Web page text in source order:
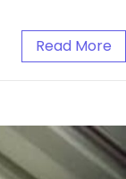
Read More